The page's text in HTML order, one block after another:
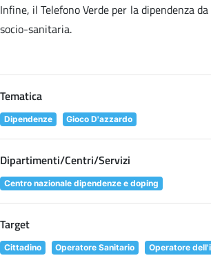
Infine, il Telefono Verde per la dipendenza
socio-sanitaria.
Tematica
Dipendenze Gioco D'azzardo
Dipartimenti/Centri/Servizi
Centro nazionale dipendenze e doping
Target
Cittadino Operatore Sanitario Operatore